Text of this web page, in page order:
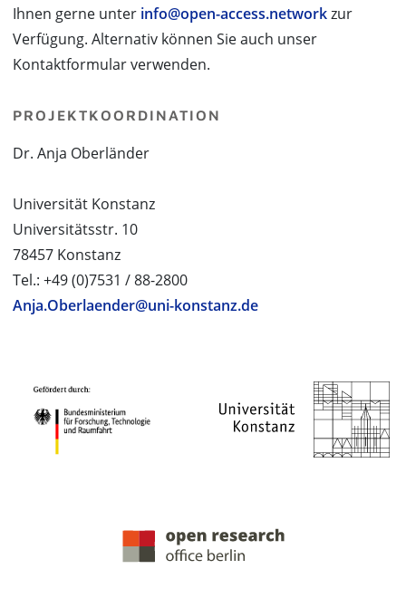
Ihnen gerne unter info@open-access.networkzur
Verfügung. Alternativ können Sie auch unser
Kontaktformular verwenden.
PROJEKTKOORDINATION
Dr. Anja Oberländer
Universität Konstanz
Universitätsstr. 10
78457 Konstanz
Tel.: +49 (0)7531 / 88-2800
Anja.Oberlaender@uni-konstanz.de